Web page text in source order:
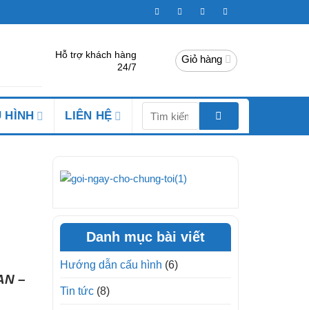
Hỗ trợ khách hàng
24/7
Giỏ hàng
HÌNH LIÊN HỆ
kiếm:
–
Danh mục bài viết
Hướng dẫn cấu hình (6)
Tin tức (8)